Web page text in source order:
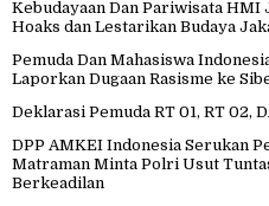
Kebudayaan Dan Pariwisata HMI
Hoaks dan Lestarikan Budaya
Pemuda Dan Mahasiswa
Laporkan Dugaan Rasisme ke
Deklarasi Pemuda RT 01, RT 02,
DPP AMKEI Indonesia Serukan
Matraman Minta Polri Usut
Berkeadilan